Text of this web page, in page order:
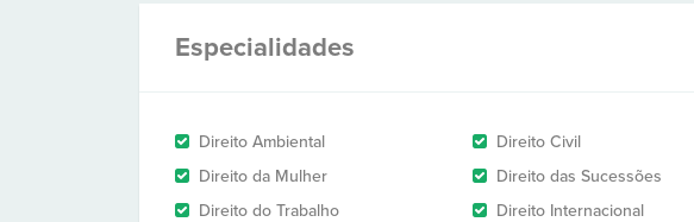
Especialidades
Direito Ambiental Direito Civil
Direito da Mulher
Direito das Sucessões
Direito do Trabalho
Direito Internacional